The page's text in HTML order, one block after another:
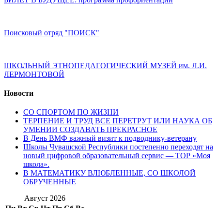
Поисковый отряд "ПОИСК"
ШКОЛЬНЫЙ ЭТНОПЕДАГОГИЧЕСКИЙ МУЗЕЙ им. Л.И.
ЛЕРМОНТОВОЙ
Новости
СО СПОРТОМ ПО ЖИЗНИ
ТЕРПЕНИЕ И ТРУД ВСЕ ПЕРЕТРУТ ИЛИ НАУКА ОБ
УМЕНИИ СОЗДАВАТЬ ПРЕКРАСНОЕ
В День ВМФ важный визит к подводнику-ветерану
Школы Чувашской Республики постепенно переходят на
новый цифровой образовательный сервис — ТОР «Моя
школа».
В МАТЕМАТИКУ ВЛЮБЛЕННЫЕ, СО ШКОЛОЙ
ОБРУЧЕННЫЕ
Август 2026